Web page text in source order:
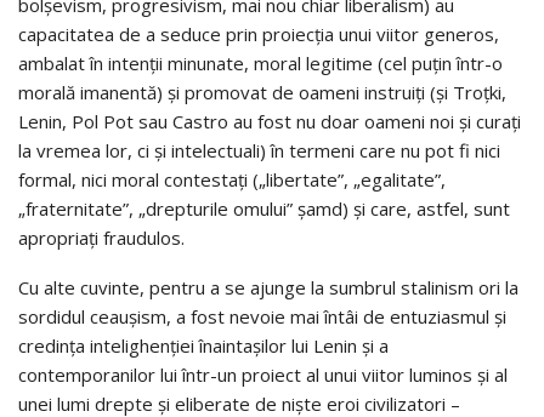
capacitatea de a seduce prin proiecţia unui viitor generos,
ambalat în intenţii minunate, moral legitime (cel puțin într-o
morală imanentă) şi promovat de oameni instruiţi (şi Troţki,
Lenin, Pol Pot sau Castro au fost nu doar oameni noi şi curaţi
la vremea lor, ci și intelectuali) în termeni care nu pot fi nici
formal, nici moral contestaţi („libertate”, „egalitate”,
„fraternitate”, „drepturile omului” şamd) şi care, astfel, sunt
apropriați fraudulos.
Cu alte cuvinte, pentru a se ajunge la sumbrul stalinism ori la
sordidul ceaușism, a fost nevoie mai întâi de entuziasmul și
credința intelighenției înaintașilor lui Lenin și a
contemporanilor lui într-un proiect al unui viitor luminos și al
unei lumi drepte și eliberate de niște eroi civilizatori –